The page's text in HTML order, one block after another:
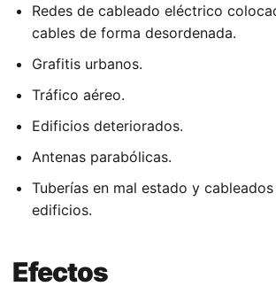
Redes de cableado eléctrico
cables de forma desordenada.
Grafitis urbanos.
Tráfico aéreo.
Edificios deteriorados.
Antenas parabólicas.
Tuberías en mal estado y
edificios.
Efectos